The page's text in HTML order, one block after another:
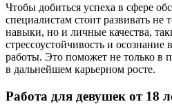
Чтобы добиться успеха в сфере
специалистам стоит развивать не
навыки, но и личные качества,
стрессоустойчивость и
работы. Это поможет не только в
в дальнейшем карьерном росте.
Работа для девушек от 18